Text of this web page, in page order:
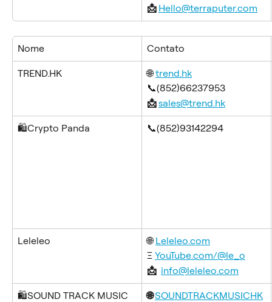
📩 Hello@terraputer.com
Nome Contato
TREND.HK 🌐 trend.hk
📞(852)66237953
📩 sales@trend.hk
🛍️Crypto Panda 📞(852)93142294
Leleleo 🌐 Leleleo.com
Ξ YouTube.com/@le_o
📩 info@leleleo.com
🛍️SOUND TRACK MUSIC
🌐 SOUNDTRACKMUSICHK